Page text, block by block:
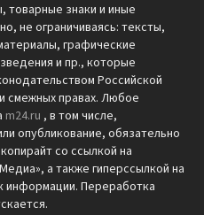
товарные знаки и иные
не ограничиваясь: тексты,
графические
и пр., которые
Российской
смежных правах. Любое
m24.ru , в том числе,
опубликование, обязательно
со ссылкой на
а также гиперссылкой на
информации. Переработка